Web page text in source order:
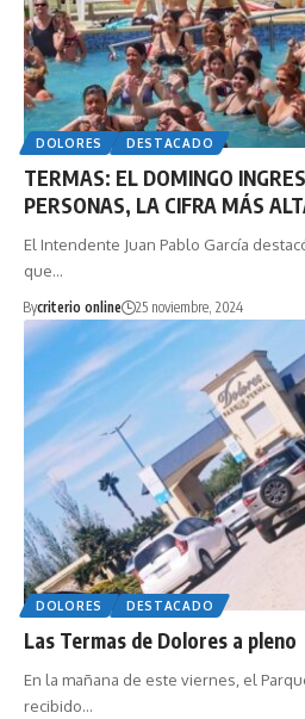
DOLORES DESTACADO
TERMAS: EL DOMINGO
PERSONAS, LA CIFRA MÁS
El Intendente Juan Pablo García
que…
Bycriterio online 25 noviembre, 2024
DOLORES DESTACADO
Las Termas de Dolores a pleno
En la mañana de este viernes, el
recibido…